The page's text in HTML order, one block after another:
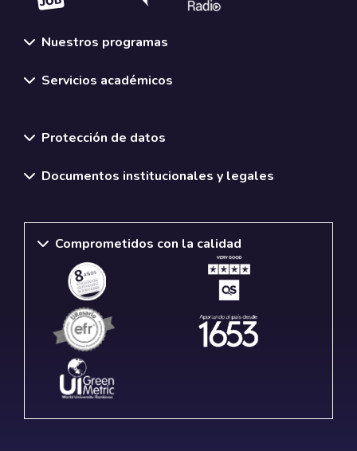
Nuestros programas
Servicios académicos
Protección de datos
Documentos institucionales y legales
Comprometidos con la calidad